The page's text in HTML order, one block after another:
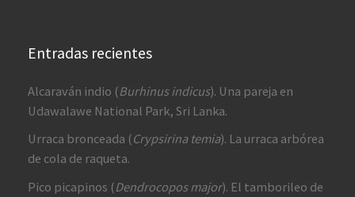
Entradas recientes
Alcaraván indio (Burhinus indicus). Una pareja en
Udawalawe National Park, Sri Lanka.
Urraca bronceada (Crypsirina temia). La urraca arbórea
de cola de raqueta.
Pico picapinos (Dendrocopos major). El tamborileo de